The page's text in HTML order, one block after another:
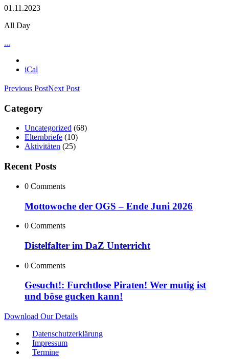
01.11.2023
All Day
...
iCal
Previous PostNext Post
Category
Uncategorized (68)
Elternbriefe (10)
Aktivitäten (25)
Recent Posts
0 Comments
Mottowoche der OGS – Ende Juni 2026
0 Comments
Distelfalter im DaZ Unterricht
0 Comments
Gesucht!: Furchtlose Piraten! Wer mutig ist
und böse gucken kann!
Download Our Details
Datenschutzerklärung
Impressum
Termine